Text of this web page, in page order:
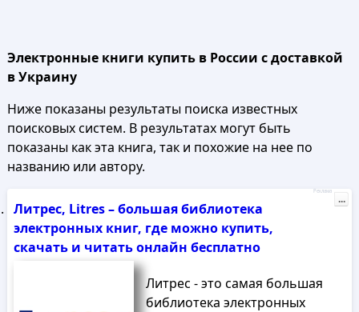
Электронные книги купить в России с доставкой
в Украину
Ниже показаны результаты поиска известных
поисковых систем. В результатах могут быть
показаны как эта книга, так и похожие на нее по
названию или автору.
Литрес, Litres – большая библиотека
электронных книг, где можно купить,
скачать и читать онлайн бесплатно
Литрес - это самая большая
библиотека электронных
Реклама
...